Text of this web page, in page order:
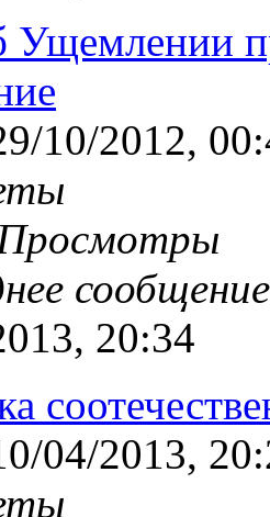
Ущемлении
10/2012,
20:34
04/2013,